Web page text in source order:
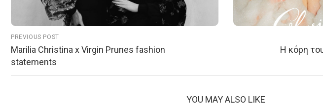
PREVIOUS POST
Marilia Christina x Virgin Prunes fashion
statements
Η κόρη
YOU MAY ALSO LIKE